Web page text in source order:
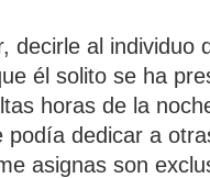
decirle al individuo
él solito se ha
horas de la
podía dedicar a
asignas son